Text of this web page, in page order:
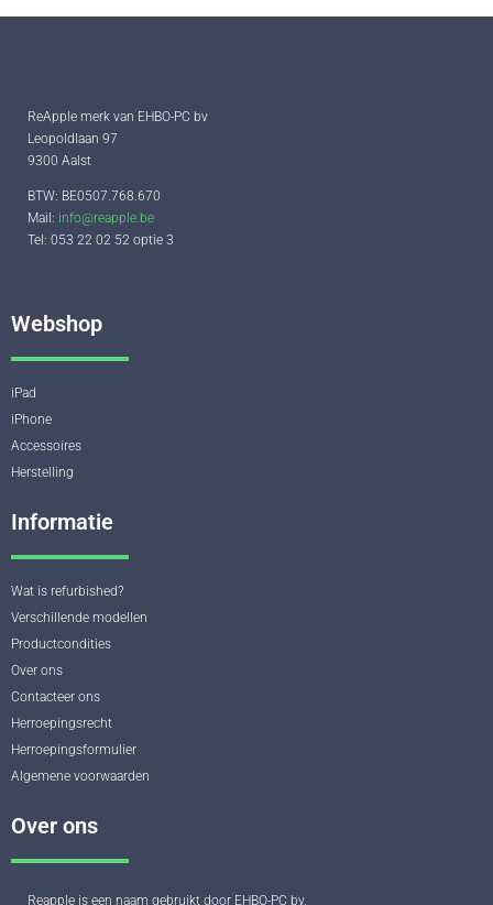
ReApple merk van EHBO-PC bv
Leopoldlaan 97
9300 Aalst
BTW: BE0507.768.670
Mail: info@reapple.be
Tel: 053 22 02 52 optie 3
Webshop
iPad
iPhone
Accessoires
Herstelling
Informatie
Wat is refurbished?
Verschillende modellen
Productcondities
Over ons
Contacteer ons
Herroepingsrecht
Herroepingsformulier
Algemene voorwaarden
Over ons
Reapple is een naam gebruikt door EHBO-PC bv.